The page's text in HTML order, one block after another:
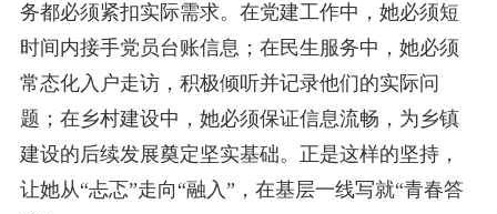
务都必须紧扣实际需求。在党建工作中，她必须短
时间内接手党员台账信息；在民生服务中，她必须
常态化入户走访，积极倾听并记录他们的实际问
题；在乡村建设中，她必须保证信息流畅，为乡镇
建设的后续发展奠定坚实基础。正是这样的坚持，
让她从“忐忑”走向“融入”，在基层一线写就“青春答